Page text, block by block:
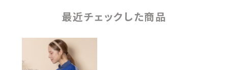
最近チェックした商品